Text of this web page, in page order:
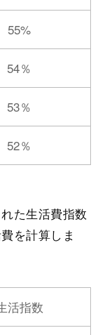
55%
54％
53％
52％
た生活費指数
を計算しま
活指数